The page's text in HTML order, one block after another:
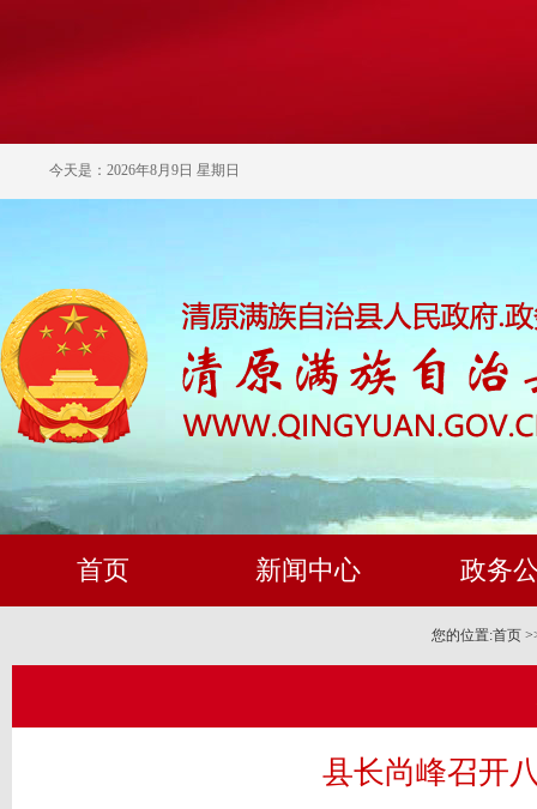
今天是：2026年8月9日 星期日
首页 新闻中心 政务
您的位置:首页
县长尚峰召开